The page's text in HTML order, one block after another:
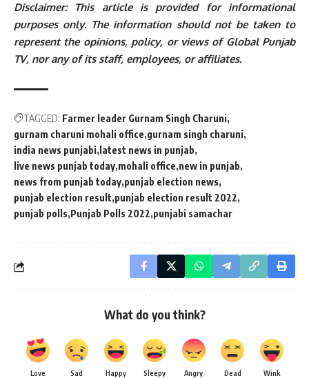
Disclaimer: This article is provided for informational
purposes only. The information should not be taken to
represent the opinions, policy, or views of Global Punjab
TV, nor any of its staff, employees, or affiliates.
TAGGED: Farmer leader Gurnam Singh Charuni
gurnam charuni mohali office gurnam singh charuni
india news punjabi latest news in punjab
live news punjab today mohali office new in punjab
news from punjab today punjab election news
punjab election result punjab election result 2022
punjab polls Punjab Polls 2022 punjabi samachar
What do you think?
Love Sad Happy Sleepy Angry Dead Wink